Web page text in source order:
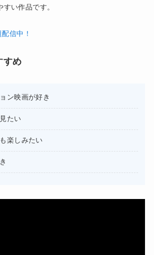
い作品です。
信中！
すめ
ン映画が好き
たい
楽しみたい